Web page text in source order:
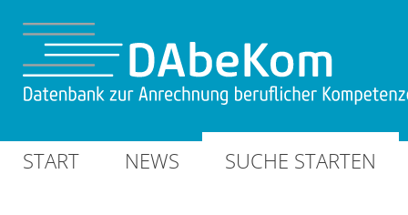
START NEWS SUCHE STARTEN